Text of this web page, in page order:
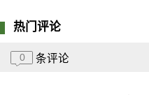
热门评论
0 条评论